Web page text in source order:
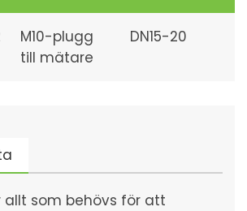
M10-plugg
till mätare
DN15-20
allt som behövs för att